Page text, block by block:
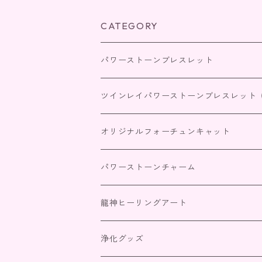
CATEGORY
パワーストーンブレスレット
四神獣パワーストーンブレスレット
恋愛・家庭
仕事・商売・目標達成
人間関係
金運・財運
ツインレイパワーストーンブレスレット
出会いを引き寄せる
サイレント期間
統合（パートナーとの絆）
オリジナルフォーチュンキャット
パワーストーンチャーム
龍神ヒーリングアート
浄化グッズ